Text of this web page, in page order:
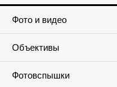
Фото и видео
Объективы
Фотовспышки